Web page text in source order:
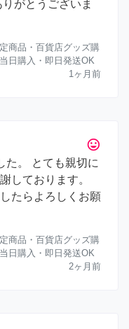
がとうございま
商品・百貨店グッズ購
日購入・即日発送OK
1ヶ月前
tag_faces
た。 とても親切に
しております。
たらよろしくお願
商品・百貨店グッズ購
日購入・即日発送OK
2ヶ月前